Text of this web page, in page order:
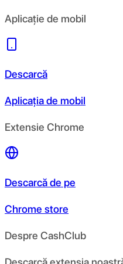
Aplicație de mobil
Descarcă
Aplicația de mobil
Extensie Chrome
Descarcă de pe
Chrome store
Despre CashClub